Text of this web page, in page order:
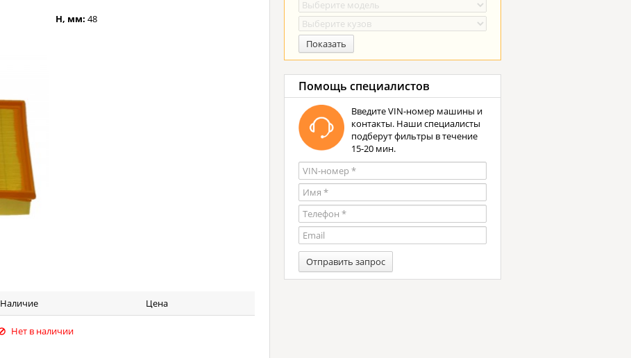
H, мм:48
Наличие Цена
Нет в наличии
Показать
Помощь специалистов
Введите VIN-номер машины и
контакты. Наши специалисты
подберут фильтры в течение
15-20 мин.
Отправить запрос